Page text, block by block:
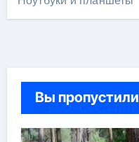
Вы пропустили